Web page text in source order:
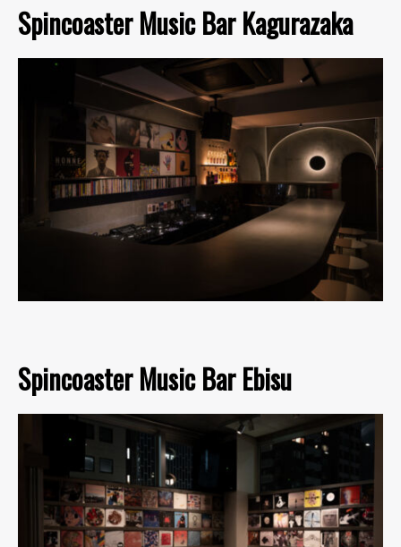
Spincoaster Music Bar Kagurazaka
Spincoaster Music Bar Ebisu